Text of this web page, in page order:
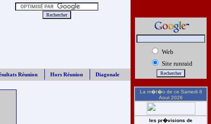
Réunion Hors Réunion Diagonale
Web
Site runraid
La m�t�o de ce Samedi 8
Aout 2026
les pr�visions de